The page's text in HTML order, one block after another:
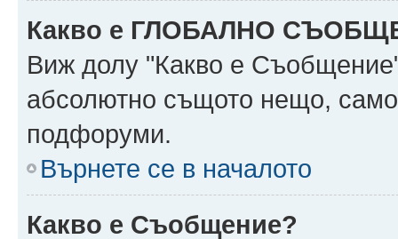
Какво е ГЛОБАЛНО
Виж долу "Какво е
абсолютно същото нещо,
подфоруми.
Върнете се в началото
Какво е Съобщение?